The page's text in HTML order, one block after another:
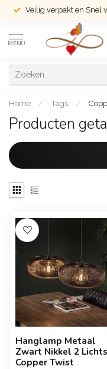
Veilig verpakt en Snel
MENU
Home / Tags /
Producten
Hanglamp Metaal
Zwart Nikkel 2
Copper Twist